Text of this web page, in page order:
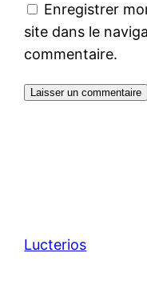
Enregistrer
site dans le
commentaire.
Lucterios